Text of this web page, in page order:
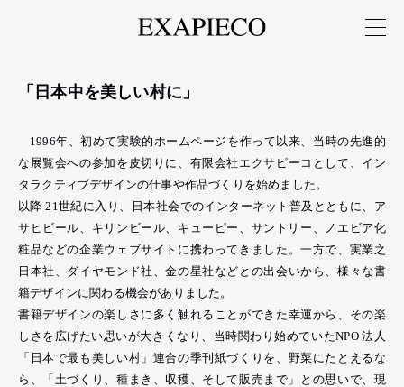
「日本中を美しい村に」
1996年、初めて実験的ホームページを作って以来、当時の先進的
な展覧会への参加を皮切りに、有限会社エクサピーコとして、イン
タラクティブデザインの仕事や作品づくりを始めました。
以降 21世紀に入り、日本社会でのインターネット普及とともに、ア
サヒビール、キリンビール、キューピー、サントリー、ノエビア化
粧品などの企業ウェブサイトに携わってきました。一方で、実業之
日本社、ダイヤモンド社、金の星社などとの出会いから、様々な書
籍デザインに関わる機会がありました。
書籍デザインの楽しさに多く触れることができた幸運から、その楽
しさを広げたい思いが大きくなり、当時関わり始めていたNPO 法人
「日本で最も美しい村」連合の季刊紙づくりを、野菜にたとえるな
ら、「土づくり、種まき、収穫、そして販売まで」との思いで、現